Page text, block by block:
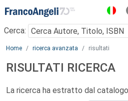
Menu
Cerca:
Main content
Home ricerca avanzata risultati
RISULTATI RICERCA
La ricerca ha estratto dal catalogo